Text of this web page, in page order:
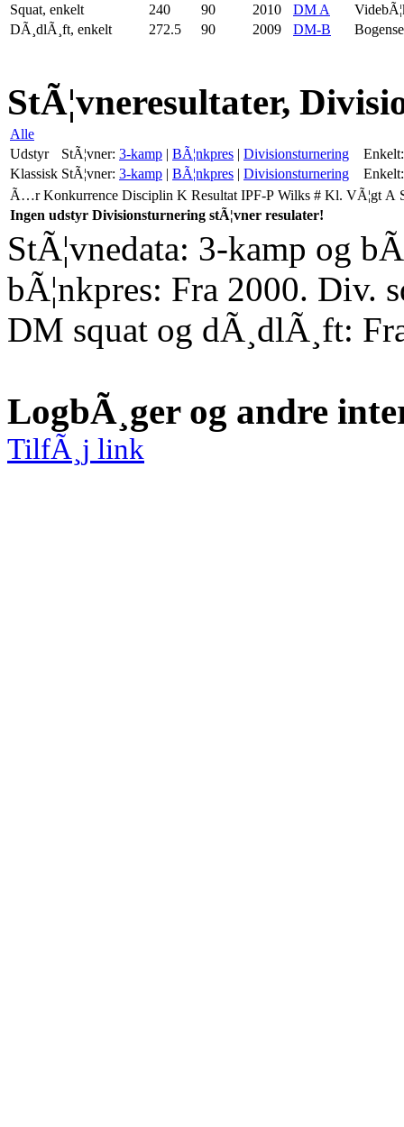
Squat, enkelt
240 90 2010 DM A
DÃ¸dlÃ¸ft, enkelt
272.5 90 2009 DM-B Bogense
StÃ¦vneresultater,
Alle
Udstyr
StÃ¦vner: 3-kamp | BÃ¦nkpres | Divisionsturnering
Enkelt:
Klassisk StÃ¦vner: 3-kamp | BÃ¦nkpres | Divisionsturnering
Enkelt:
Ã…r Konkurrence Disciplin K Resultat IPF-P Wilks # Kl. VÃ¦gt A
Ingen udstyr Divisionsturnering stÃ¦vner resulater!
StÃ¦vnedata: 3-kamp og
bÃ¦nkpres: Fra 2000. Div.
DM squat og dÃ¸dlÃ¸ft:
LogbÃ¸ger og andre
TilfÃ¸j link